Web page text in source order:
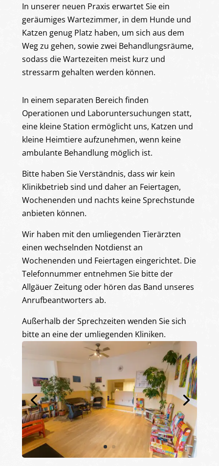
In unserer neuen Praxis erwartet Sie ein
geräumiges Wartezimmer, in dem Hunde und
Katzen genug Platz haben, um sich aus dem
Weg zu gehen, sowie zwei Behandlungsräume,
sodass die Wartezeiten meist kurz und
stressarm gehalten werden können.
In einem separaten Bereich finden
Operationen und Laboruntersuchungen statt,
eine kleine Station ermöglicht uns, Katzen und
kleine Heimtiere aufzunehmen, wenn keine
ambulante Behandlung möglich ist.
Bitte haben Sie Verständnis, dass wir kein
Klinikbetrieb sind und daher an Feiertagen,
Wochenenden und nachts keine Sprechstunde
anbieten können.
Wir haben mit den umliegenden Tierärzten
einen wechselnden Notdienst an
Wochenenden und Feiertagen eingerichtet. Die
Telefonnummer entnehmen Sie bitte der
Allgäuer Zeitung oder hören das Band unseres
Anrufbeantworters ab.
Außerhalb der Sprechzeiten wenden Sie sich
bitte an eine der umliegenden Kliniken.